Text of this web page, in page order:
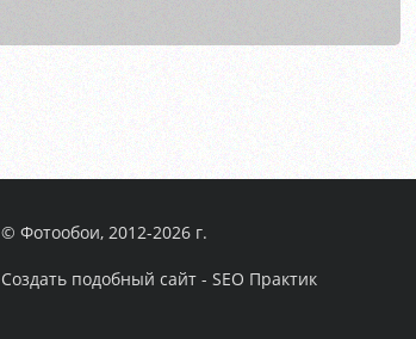
© Фотообои, 2012-2026 г.
Создать подобный сайт - SEO Практик